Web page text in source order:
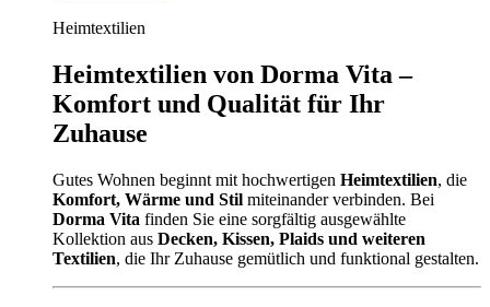
Heimtextilien
Heimtextilien von Dorma Vita –
Komfort und Qualität für Ihr
Zuhause
Gutes Wohnen beginnt mit hochwertigen Heimtextilien, die
Komfort, Wärme und Stil miteinander verbinden. Bei
Dorma Vita finden Sie eine sorgfältig ausgewählte
Kollektion aus Decken, Kissen, Plaids und weiteren
Textilien, die Ihr Zuhause gemütlich und funktional gestalten.